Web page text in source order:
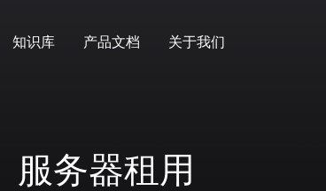
知识库 产品文档 关于我们
服务器租用